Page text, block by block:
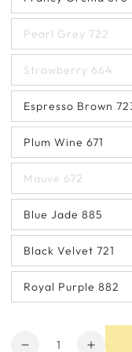
Pearl Grey 722
Strawberry 664
Espresso Brown
Plum Wine 671
Mauve 672
Blue Jade 885
Black Velvet 721
Royal Purple 882
Hoeveelheid